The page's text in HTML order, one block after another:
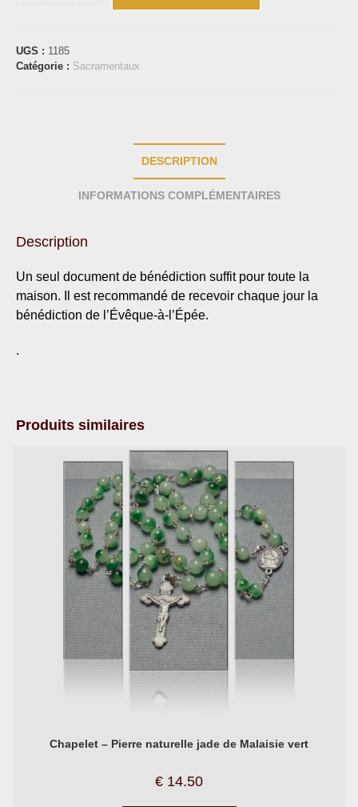
UGS : 1185
Catégorie : Sacramentaux
DESCRIPTION
INFORMATIONS COMPLÉMENTAIRES
Description
Un seul document de bénédiction suffit pour toute la
maison. Il est recommandé de recevoir chaque jour la
bénédiction de l’Évêque-à-l’Épée.
.
Produits similaires
Chapelet – Pierre naturelle jade de Malaisie vert
€ 14.50